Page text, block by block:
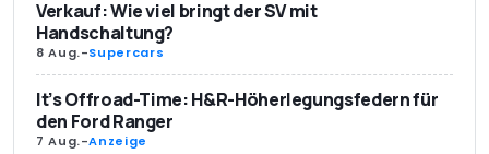
Verkauf: Wie viel bringt der SV mit
Handschaltung?
8 Aug.-Supercars
It’s Offroad-Time: H&R-Höherlegungsfedern für
den Ford Ranger
7 Aug.-Anzeige